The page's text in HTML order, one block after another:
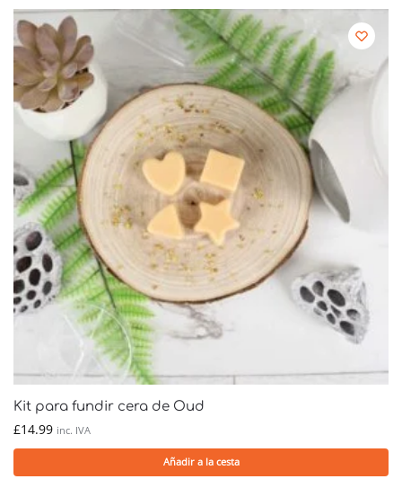
Kit para fundir cera de Oud
£14.99 inc. IVA
Añadir a la cesta